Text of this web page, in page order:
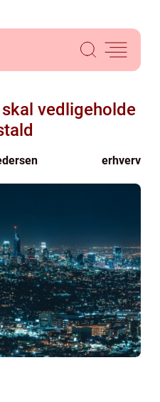
vedligeholde
erhverv